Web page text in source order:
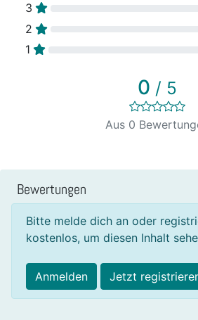
3
2
1
0 / 5
Aus 0
Bewertungen
Bitte melde dich an oder
kostenlos, um diesen Inhalt
Anmelden Jetzt